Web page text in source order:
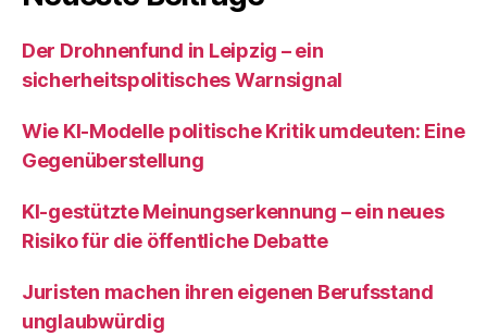
Der Drohnenfund in Leipzig – ein
sicherheitspolitisches Warnsignal
Wie KI‑Modelle politische Kritik umdeuten: Eine
Gegenüberstellung
KI‑gestützte Meinungserkennung – ein neues
Risiko für die öffentliche Debatte
Juristen machen ihren eigenen Berufsstand
unglaubwürdig